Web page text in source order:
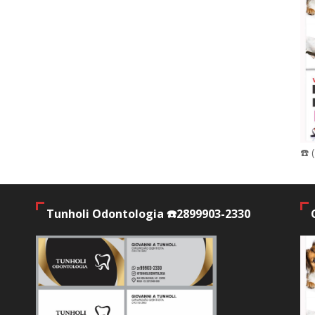
☎️
Tunholi Odontologia ☎️2899903-2330